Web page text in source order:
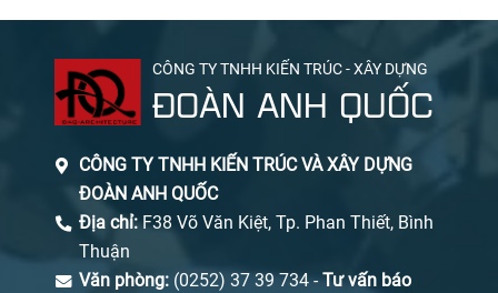
CÔNG TY TNHH KIẾN TRÚC - XÂY DỰNG
ĐOÀN ANH QUỐC
CÔNG TY TNHH KIẾN TRÚC VÀ XÂY DỰNG
ĐOÀN ANH QUỐC
Địa chỉ:F38 Võ Văn Kiệt, Tp. Phan Thiết, Bình
Thuận
Văn phòng: (0252) 37 39 734 -Tư vấn báo